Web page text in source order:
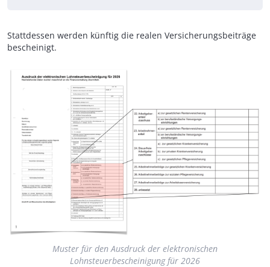
Stattdessen werden künftig die realen Versicherungsbeiträge
bescheinigt.
Muster für den Ausdruck der elektronischen
Lohnsteuerbescheinigung für 2026